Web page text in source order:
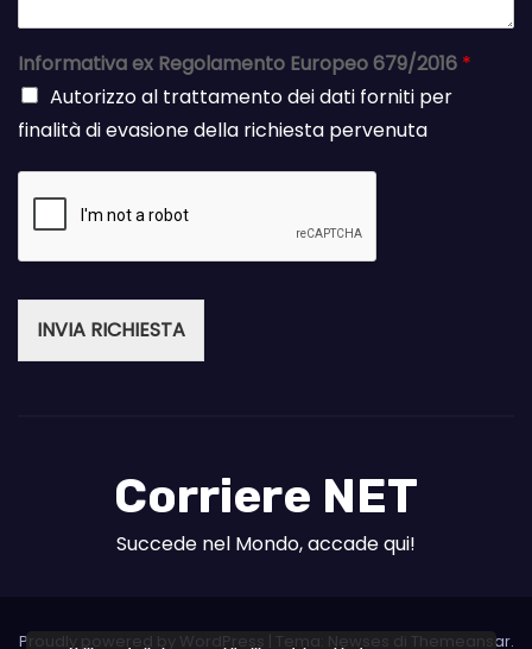
Informativa ex Regolamento Europeo 679/2016 *
Autorizzo al trattamento dei dati forniti per
finalità di evasione della richiesta pervenuta
INVIA RICHIESTA
Corriere NET
Succede nel Mondo, accade qui!
Proudly powered by WordPress Tema: Newses di Themeansar.